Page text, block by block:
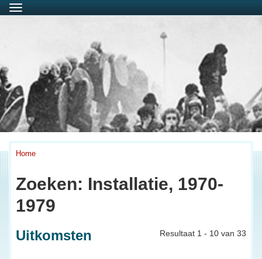
Menu
Home
Zoeken: Installatie, 1970-
1979
Resultaat 1 - 10 van 33
Uitkomsten